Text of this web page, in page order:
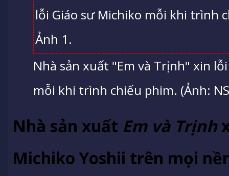
Nhà sản xuất "Em và Trịnh" xin
mỗi khi trình chiếu phim. (Ảnh:
Nhà sản xuất Em và Trịnh
Michiko Yoshii trên mọi